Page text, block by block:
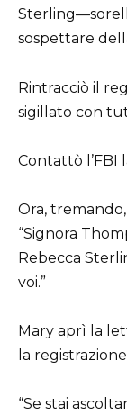
sospettare
Rintracciò il
sigillato con
Contattò l’FBI
Ora,
“Signora
Rebecca
voi.”
Mary aprì la
la
“Se stai